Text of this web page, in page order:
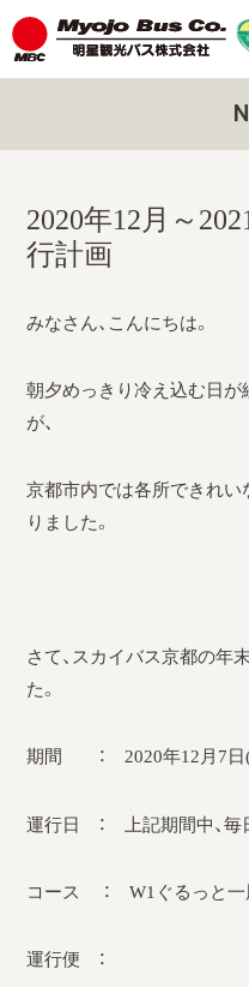
2020年12月～
行計画
みなさん、こんにちは。
朝夕めっきり冷え込む日
が、
京都市内では各所できれい
りました。
さて、スカイバス京都の年
た。
期間 ： 2020年12月7日(
運行日 ： 上記期間中、毎
コース ： W1ぐるっと一
運行便 ：